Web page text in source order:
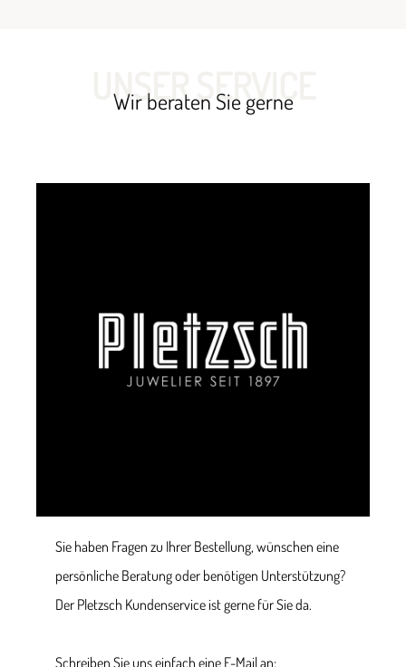
UNSER SERVICE
Wir beraten Sie gerne
Sie haben Fragen zu Ihrer Bestellung, wünschen eine
persönliche Beratung oder benötigen Unterstützung?
Der Pletzsch Kundenservice ist gerne für Sie da.
Schreiben Sie uns einfach eine E-Mail an: